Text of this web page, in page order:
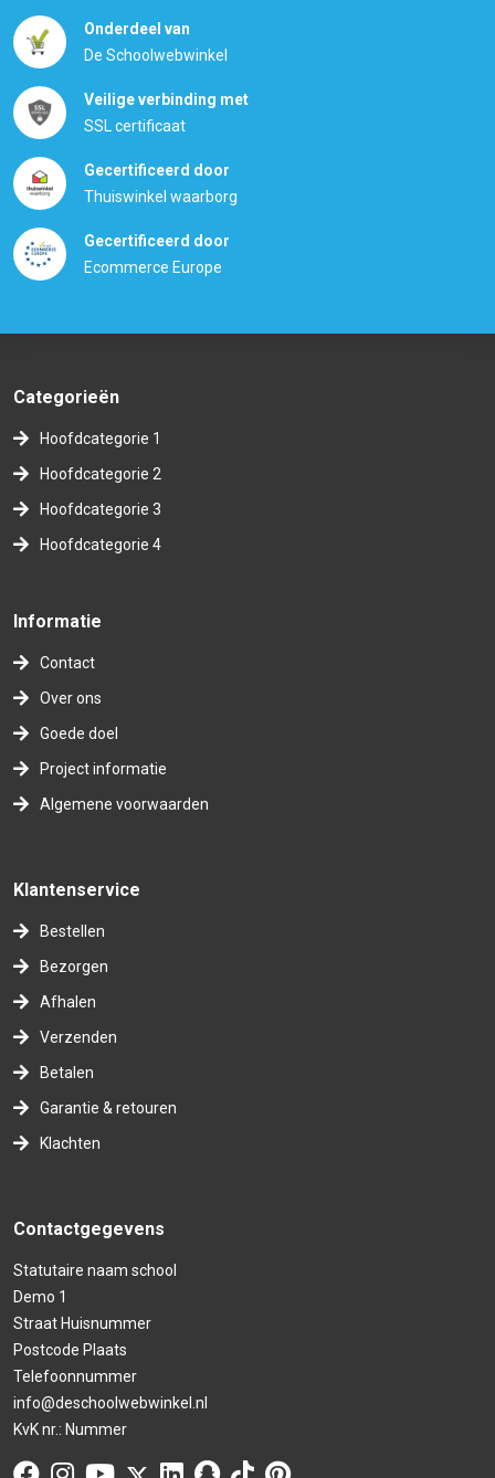
Onderdeel van
De Schoolwebwinkel
Veilige verbinding met
SSL certificaat
Gecertificeerd door
Thuiswinkel waarborg
Gecertificeerd door
Ecommerce Europe
Categorieën
Hoofdcategorie 1
Hoofdcategorie 2
Hoofdcategorie 3
Hoofdcategorie 4
Informatie
Contact
Over ons
Goede doel
Project informatie
Algemene voorwaarden
Klantenservice
Bestellen
Bezorgen
Afhalen
Verzenden
Betalen
Garantie & retouren
Klachten
Contactgegevens
Statutaire naam school
Demo 1
Straat Huisnummer
Postcode Plaats
Telefoonnummer
info@deschoolwebwinkel.nl
KvK nr.: Nummer